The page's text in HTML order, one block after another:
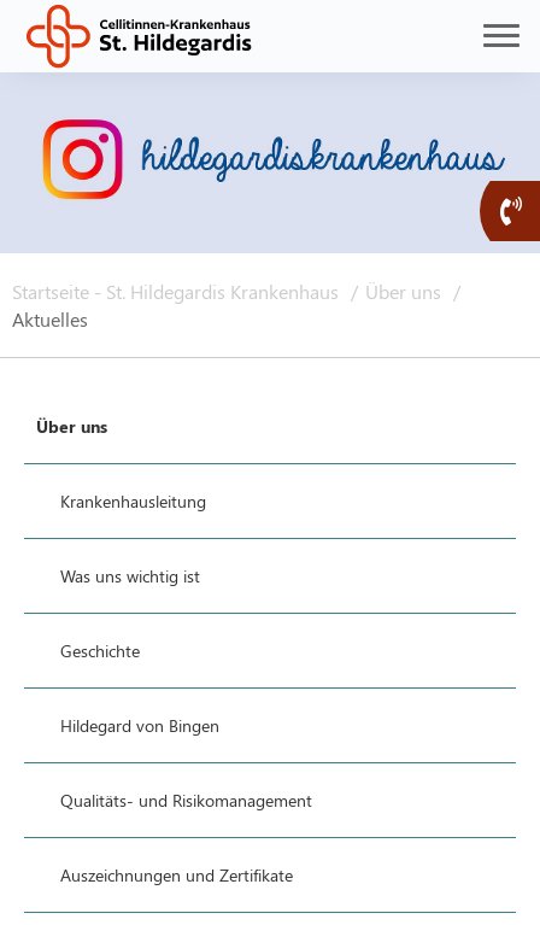
Startseite - St. Hildegardis Krankenhaus
Über uns
Aktuelles
Über uns
Krankenhausleitung
Was uns wichtig ist
Geschichte
Hildegard von Bingen
Qualitäts- und Risikomanagement
Auszeichnungen und Zertifikate